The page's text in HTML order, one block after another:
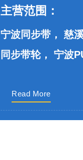
主营范围：
宁波同步带， 慈
同步带轮， 宁波
Read More